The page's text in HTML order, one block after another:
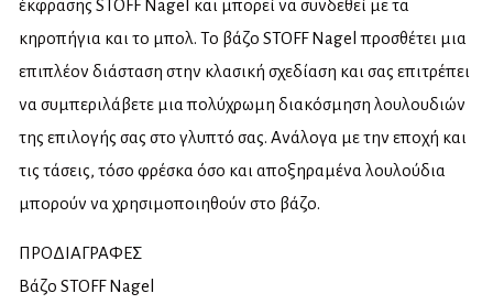
έκφρασης STOFF Nagel και μπορεί να συνδεθεί με τα
κηροπήγια και το μπολ. Το βάζο STOFF Nagel προσθέτει μια
επιπλέον διάσταση στην κλασική σχεδίαση και σας επιτρέπει
να συμπεριλάβετε μια πολύχρωμη διακόσμηση λουλουδιών
της επιλογής σας στο γλυπτό σας. Ανάλογα με την εποχή και
τις τάσεις, τόσο φρέσκα όσο και αποξηραμένα λουλούδια
μπορούν να χρησιμοποιηθούν στο βάζο.
ΠΡΟΔΙΑΓΡΑΦΕΣ
Βάζο STOFF Nagel